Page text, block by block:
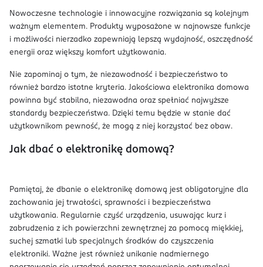
Nowoczesne technologie i innowacyjne rozwiązania są kolejnym
ważnym elementem. Produkty wyposażone w najnowsze funkcje
i możliwości nierzadko zapewniają lepszą wydajność, oszczędność
energii oraz większy komfort użytkowania.
Nie zapominaj o tym, że niezawodność i bezpieczeństwo to
również bardzo istotne kryteria. Jakościowa elektronika domowa
powinna być stabilna, niezawodna oraz spełniać najwyższe
standardy bezpieczeństwa. Dzięki temu będzie w stanie dać
użytkownikom pewność, że mogą z niej korzystać bez obaw.
Jak dbać o elektronikę domową?
Pamiętaj, że dbanie o elektronikę domową jest obligatoryjne dla
zachowania jej trwałości, sprawności i bezpieczeństwa
użytkowania. Regularnie czyść urządzenia, usuwając kurz i
zabrudzenia z ich powierzchni zewnętrznej za pomocą miękkiej,
suchej szmatki lub specjalnych środków do czyszczenia
elektroniki. Ważne jest również unikanie nadmiernego